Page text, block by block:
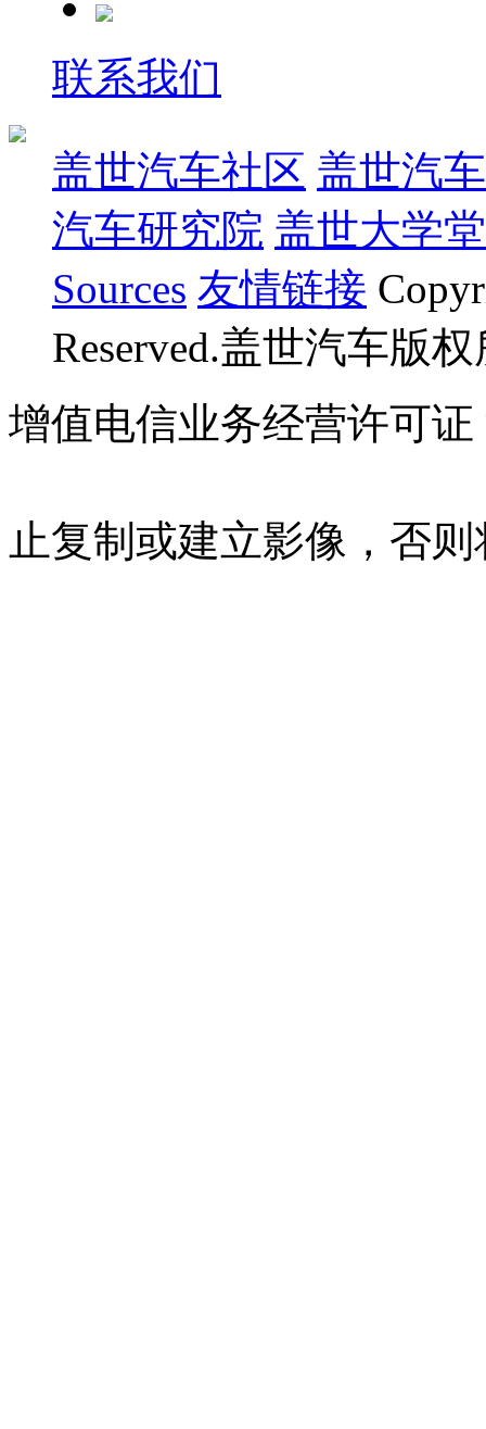
联系我们
盖世汽车社区 盖世汽
汽车研究院 盖世大学堂
Sources 友情链接
Reserved.盖世汽车版
增值电信业务经营许可证
止复制或建立影像，否